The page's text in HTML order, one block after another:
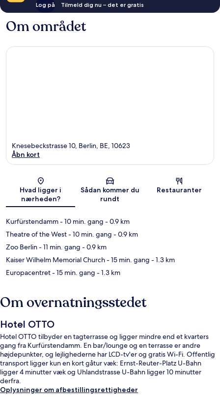
Log på Tilmeld dig nu – det er gratis
Om området
Kort
Knesebeckstrasse 10, Berlin, BE, 10623
Åbn kort
Hvad ligger i
nærheden?
Sådan kommer du
rundt
Restauranter
Kurfürstendamm- 10 min. gang - 0.9 km
Theatre of the West- 10 min. gang - 0.9 km
Zoo Berlin- 11 min. gang - 0.9 km
Kaiser Wilhelm Memorial Church- 15 min. gang - 1.3 km
Europacentret- 15 min. gang - 1.3 km
Om overnatningsstedet
Hotel OTTO
Hotel OTTO tilbyder en tagterrasse og ligger mindre end et kvarters
gang fra Kurfürstendamm. En bar/lounge og en terrasse er andre
højdepunkter, og lejlighederne har LCD-tv'er og gratis Wi-Fi. Offentlig
transport ligger kun en kort gåtur væk: Ernst-Reuter-Platz U-Bahn
ligger 4 minutter væk og Uhlandstrasse U-Bahn ligger 10 minutter
derfra.
Oplysninger om afbestillingsrettigheder